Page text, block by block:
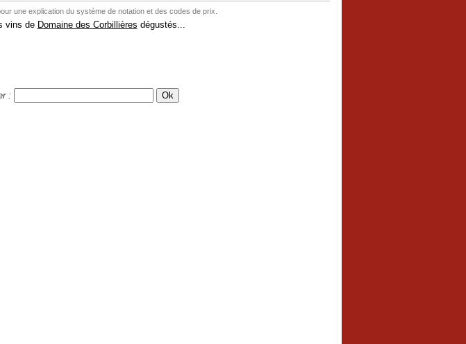
une explication du système de notation et des codes de prix.
vins de Domaine des Corbillières dégustés...
: